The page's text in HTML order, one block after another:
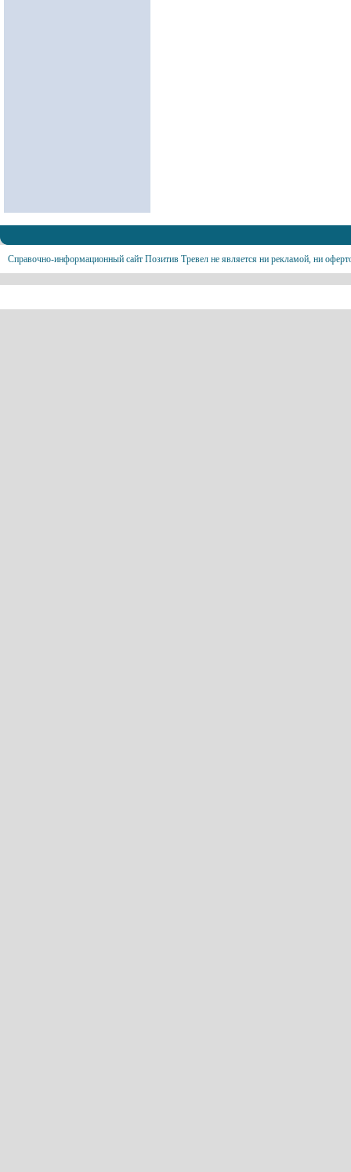
Справочно-информационный сайт Позитив Тревел не является ни рекламой, ни